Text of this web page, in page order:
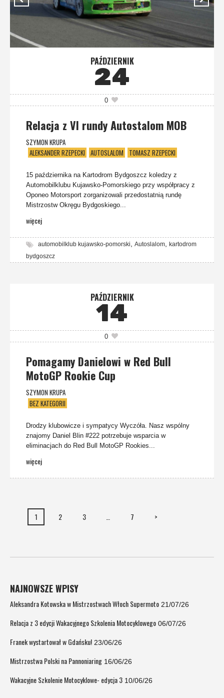
PAŹDZIERNIK
24
0
Relacja z VI rundy Autostalom MOB
SZYMON KRUPA
ALEKSANDER RZEPECKI AUTOSLALOM TOMASZ RZEPECKI
15 października na Kartodrom Bydgoszcz koledzy z
Automobilklubu Kujawsko-Pomorskiego przy współpracy z
Oponeo Motorsport zorganizowali przedostatnią rundę
Mistrzostw Okręgu Bydgoskiego...
więcej
automobilklub kujawsko-pomorski, Autoslalom, kartodrom
bydgoszcz
PAŹDZIERNIK
14
0
Pomagamy Danielowi w Red Bull
MotoGP Rookie Cup
SZYMON KRUPA
BEZ KATEGORII
Drodzy klubowicze i sympatycy Wyczóła. Nasz wspólny
znajomy Daniel Blin #222 potrzebuje wsparcia w
eliminacjach do Red Bull MotoGP Rookies...
więcej
1 2 3 7 >
NAJNOWSZE WPISY
Aleksandra Kotowska w Mistrzostwach Włoch Supermoto 21/07/26
Relacja z 3 edycji Wakacyjnego Szkolenia Motocyklowego 06/07/26
Franek wystartował w Gdańsku! 23/06/26
Mistrzostwa Polski na Pannoniaring 16/06/26
Wakacyjne Szkolenie Motocyklowe- edycja 3 10/06/26